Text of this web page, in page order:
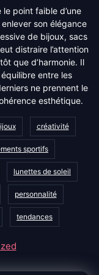
point faible d’une
son élégance
de bijoux, sacs
distraire l’attention
que d’harmonie. Il
entre les
ne prennent le
esthétique.
créativité
sportifs
lunettes de soleil
personnalité
tendances